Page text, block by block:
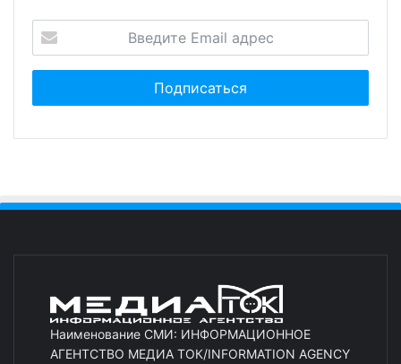
Наименование СМИ: ИНФОРМАЦИОННОЕ
АГЕНТСТВО МЕДИА ТОК/INFORMATION AGENCY